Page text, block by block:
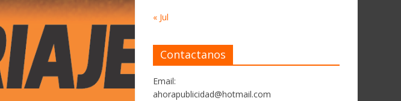
« Jul
Contactanos
Email:
ahorapublicidad@hotmail.com